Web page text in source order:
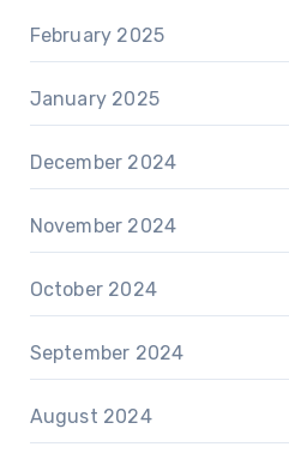
February 2025
January 2025
December 2024
November 2024
October 2024
September 2024
August 2024